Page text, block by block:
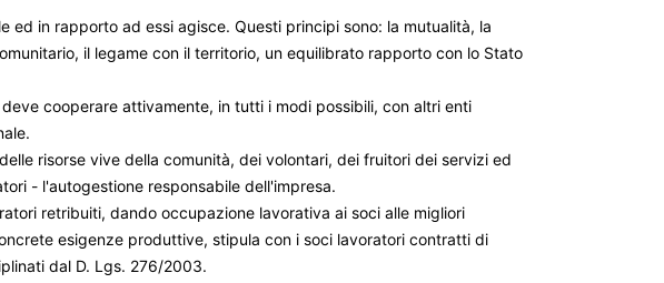
ed in rapporto ad essi agisce. Questi principi sono: la mutualità, la
il legame con il territorio, un equilibrato rapporto con lo Stato
cooperare attivamente, in tutti i modi possibili, con altri enti
risorse vive della comunità, dei volontari, dei fruitori dei servizi ed
- l'autogestione responsabile dell'impresa.
retribuiti, dando occupazione lavorativa ai soci alle migliori
esigenze produttive, stipula con i soci lavoratori contratti di
dal D. Lgs. 276/2003.